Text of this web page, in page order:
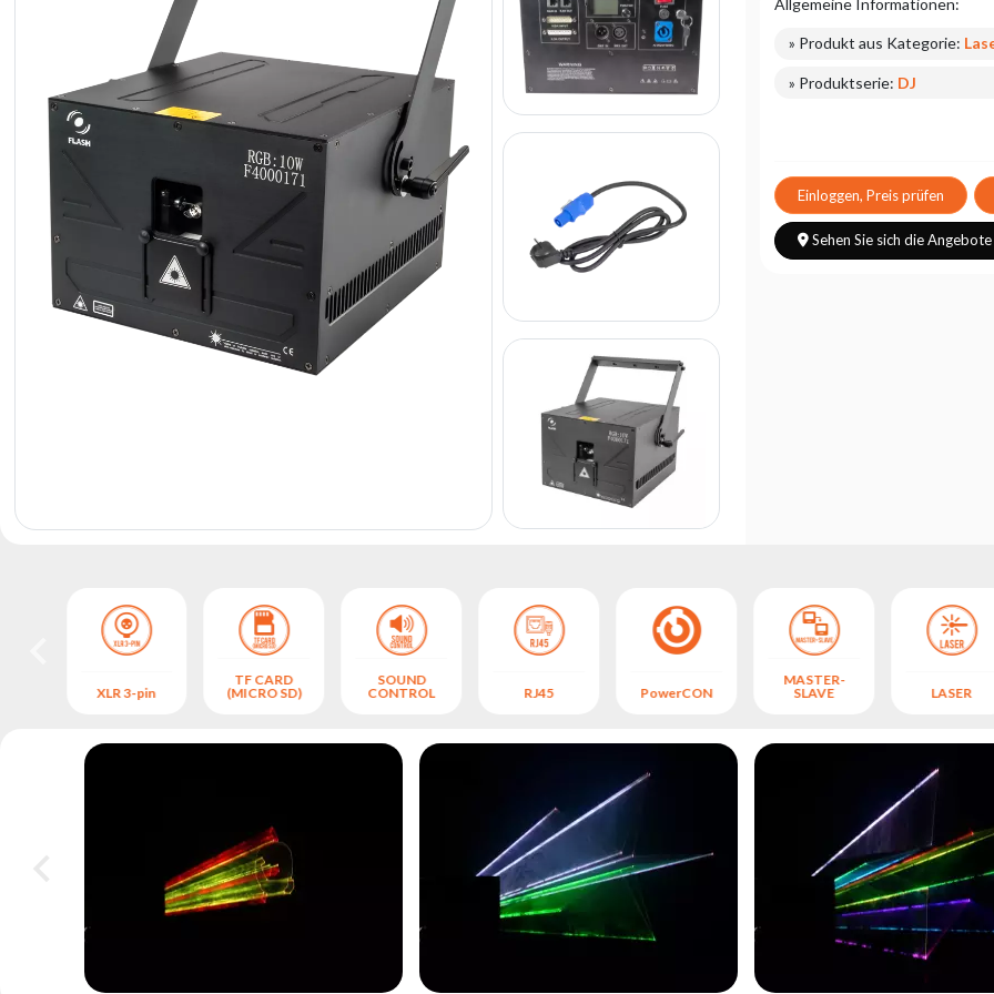
Ausstellungsbeleuchtung
Laser
Blitze
Leitlichter
Reflektoren
Retro
DMX-
» Produkt aus Kategorie:
» Produktserie: DJ
Einloggen, Preis prüfen
Sehen Sie sich die
XLR 3-pin
TF CARD
(MICRO SD)
SOUND
CONTROL
RJ45 PowerCON
MASTER-
SLAVE
LASER